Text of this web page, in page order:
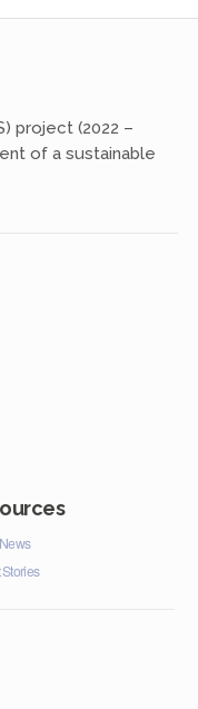
project (2022 –
of a sustainable